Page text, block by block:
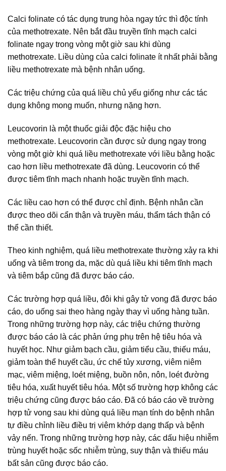
Calci folinate có tác dụng trung hòa ngay tức thì độc tính
của methotrexate. Nên bắt đầu truyền tĩnh mạch calci
folinate ngay trong vòng một giờ sau khi dùng
methotrexate. Liều dùng của calci folinate ít nhất phải bằng
liều methotrexate mà bệnh nhân uống.
Các triệu chứng của quá liều chủ yếu giống như các tác
dụng không mong muốn, nhưng nặng hơn.
Leucovorin là một thuốc giải độc đặc hiệu cho
methotrexate. Leucovorin cần được sử dụng ngay trong
vòng một giờ khi quá liều methotrexate với liều bằng hoặc
cao hơn liều methotrexate đã dùng. Leucovorin có thể
được tiêm tĩnh mạch nhanh hoặc truyền tĩnh mạch.
Các liều cao hơn có thể được chỉ định. Bệnh nhân cần
được theo dõi cẩn thận và truyền máu, thẩm tách thận có
thể cần thiết.
Theo kinh nghiệm, quá liều methotrexate thường xảy ra khi
uống và tiêm trong da, mặc dù quá liều khi tiêm tĩnh mạch
và tiêm bắp cũng đã được báo cáo.
Các trường hợp quá liều, đôi khi gây tử vong đã được báo
cáo, do uống sai theo hàng ngày thay vì uống hàng tuần.
Trong những trường hợp này, các triệu chứng thường
được báo cáo là các phản ứng phụ trên hệ tiêu hóa và
huyết học. Như giảm bạch cầu, giảm tiểu cầu, thiếu máu,
giảm toàn thể huyết cầu, ức chế tủy xương, viêm niêm
mạc, viêm miệng, loét miệng, buồn nôn, nôn, loét đường
tiêu hóa, xuất huyết tiêu hóa. Một số trường hợp không các
triệu chứng cũng được báo cáo. Đã có báo cáo về trường
hợp tử vong sau khi dùng quá liều mạn tính do bệnh nhân
tự điều chỉnh liều điều trị viêm khớp dạng thấp và bệnh
vảy nến. Trong những trường hợp này, các dấu hiệu nhiễm
trùng huyết hoặc sốc nhiễm trùng, suy thận và thiếu máu
bất sản cũng được báo cáo.